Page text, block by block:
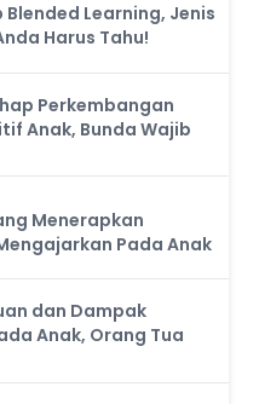
Learning, Jenis
Harus Tahu!
Perkembangan
Anak, Bunda Wajib
Menerapkan
Pada Anak
dan Dampak
Anak, Orang Tua